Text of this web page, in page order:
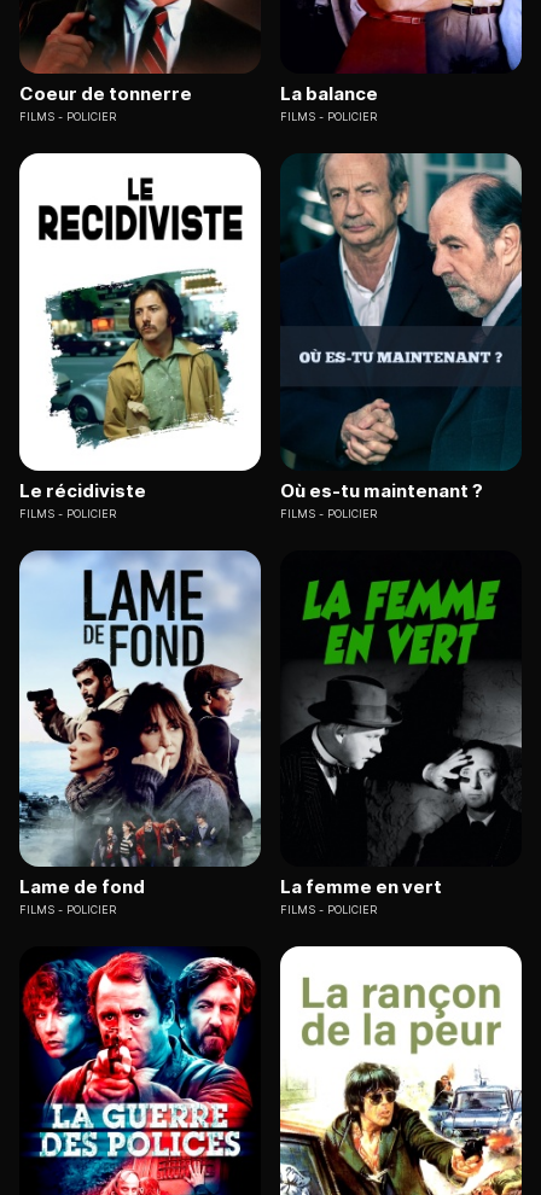
Coeur de tonnerre
FILMS POLICIER
La balance
FILMS POLICIER
Le récidiviste
FILMS POLICIER
Où es-tu maintenant ?
FILMS POLICIER
Lame de fond
FILMS POLICIER
La femme en vert
FILMS POLICIER